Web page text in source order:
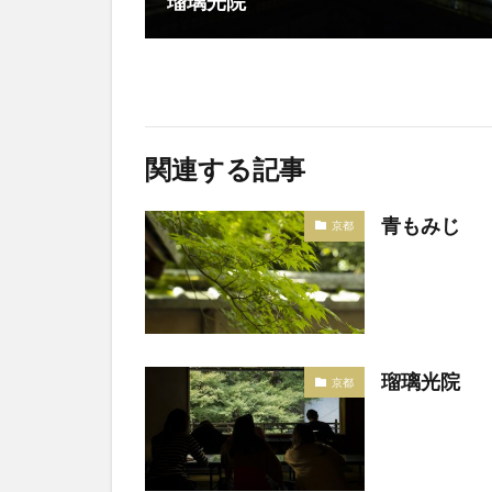
関連する記事
京都 青もみじ
京都 瑠璃光院